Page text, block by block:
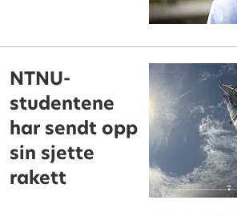
NTNU-
studentene
har sendt opp
sin sjette
rakett